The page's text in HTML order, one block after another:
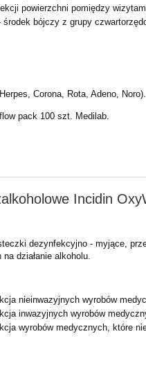
powierzchni pomiędzy
bójczy z grupy
Corona, Rota, Adeno, Noro).
pack 100 szt. Medilab.
Incidin
dezynfekcyjno - myjące,
działanie alkoholu.
nieinwazyjnych wyrobów
inwazyjnych wyrobów
wyrobów medycznych, które